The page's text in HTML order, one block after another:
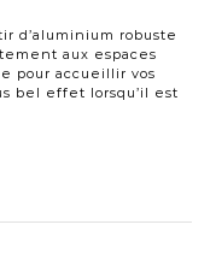
d’aluminium robuste
aux espaces
pour accueillir vos
bel effet lorsqu’il est